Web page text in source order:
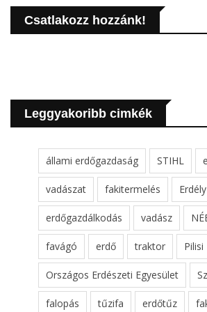
Csatlakozz hozzánk!
Leggyakoribb cimkék
állami erdőgazdaság STIHL
vadászat fakitermelés Erdély
erdőgazdálkodás vadász
favágó erdő traktor
Országos Erdészeti Egyesület
falopás tűzifa erdőtűz